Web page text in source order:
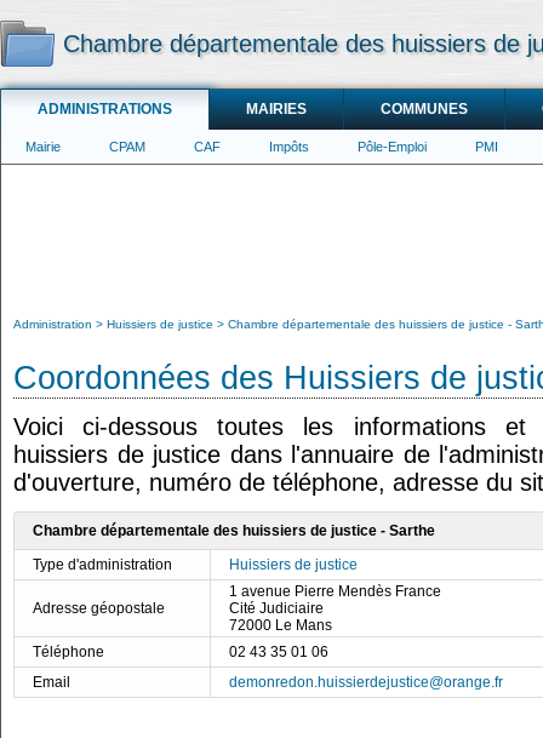
Chambre départementale des huissiers de
ADMINISTRATIONS MAIRIES COMMUNES
Mairie CPAM CAF Impôts Pôle-Emploi PMI
Administration Huissiers de justice Chambre départementale des huissiers de justice -
Coordonnées des Huissiers de
Voici ci-dessous toutes les informations et
huissiers de justice dans l'annuaire de
d'ouverture, numéro de téléphone, adresse du
Chambre départementale des huissiers de justice - Sarthe
Type d'administration
Huissiers de justice
Adresse géopostale
1 avenue Pierre Mendès France
Cité Judiciaire
72000 Le Mans
Téléphone
02 43 35 01 06
Email
demonredon.huissierdejustice@orange.fr